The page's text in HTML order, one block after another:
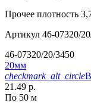
Прочее плотность
Артикул 46-07320/
46-07320/20/3450
20мм
checkmark_alt_circle
21.49 р.
По 50 м